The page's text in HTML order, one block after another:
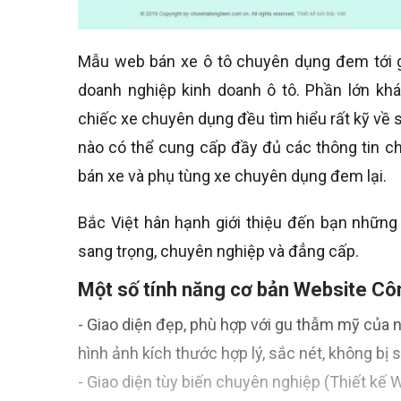
Mẫu web bán xe ô tô chuyên dụng đem tới
doanh nghiệp kinh doanh ô tô. Phần lớn
chiếc xe chuyên dụng đều tìm hiểu rất kỹ về
nào có thể cung cấp đầy đủ các thông tin
bán xe và phụ tùng xe chuyên dụng đem lại.
Bắc Việt hân hạnh giới thiệu đến bạn
sang trọng, chuyên nghiệp và đẳng cấp.
Một số tính năng cơ bản Website
- Giao diện đẹp, phù hợp với gu thẫm mỹ của
hình ảnh kích thước hợp lý, sắc nét, không bị
- Giao diện tùy biến chuyên nghiệp (Thiết kế